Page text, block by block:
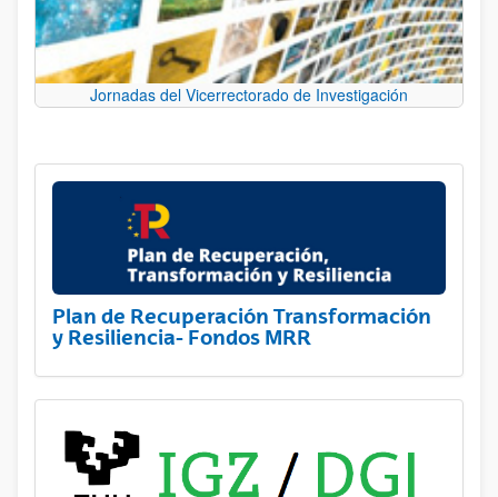
Jornadas del Vicerrectorado de Investigación
Plan de Recuperación Transformación
y Resiliencia- Fondos MRR